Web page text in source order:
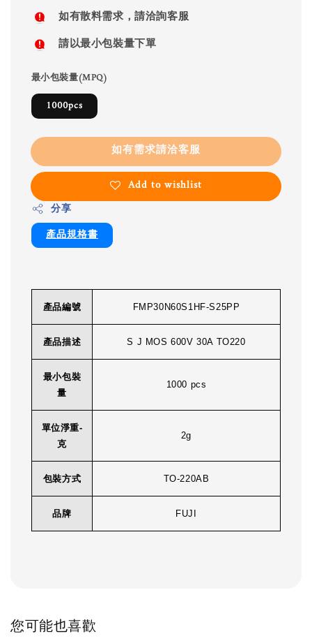
如有散料需求，請洽詢客服
請以最小包裝量下單
最小包裝量(MPQ)
1000pcs
如有需求請洽客服
Add to wishlist
分享
產品規格書
產品編號 FMP30N60S1HF-S25PP
產品描述 S J MOS 600V 30A TO220
最小包裝
量
1000 pcs
單位淨重-
克
2g
包裝方式 TO-220AB
品牌 FUJI
您可能也喜歡